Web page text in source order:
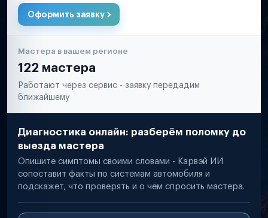
Оформить заявку
Мастера в вашем регионе
122 мастера
Работают через сервис - заявку передадим
ближайшему
Диагностика онлайн: разберём поломку до
выезда мастера
Опишите симптомы своими словами - Карвэй ИИ
сопоставит факты по системам автомобиля и
подскажет, что проверять и о чём спросить мастера.